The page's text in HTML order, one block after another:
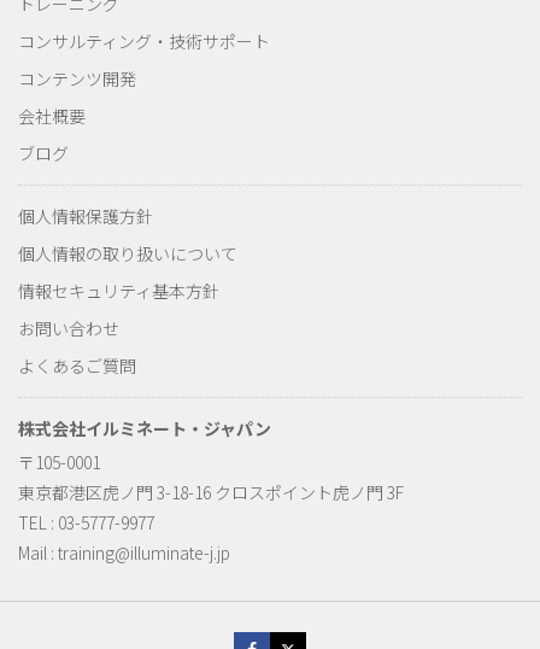
コンサルティング・技術サポート
コンテンツ開発
会社概要
ブログ
個人情報保護方針
個人情報の取り扱いについて
情報セキュリティ基本方針
お問い合わせ
よくあるご質問
株式会社イルミネート・ジャパン
〒105-0001
東京都港区虎ノ門 3-18-16 クロスポイント虎ノ門 3F
TEL : 03-5777-9977
Mail : training@illuminate-j.jp